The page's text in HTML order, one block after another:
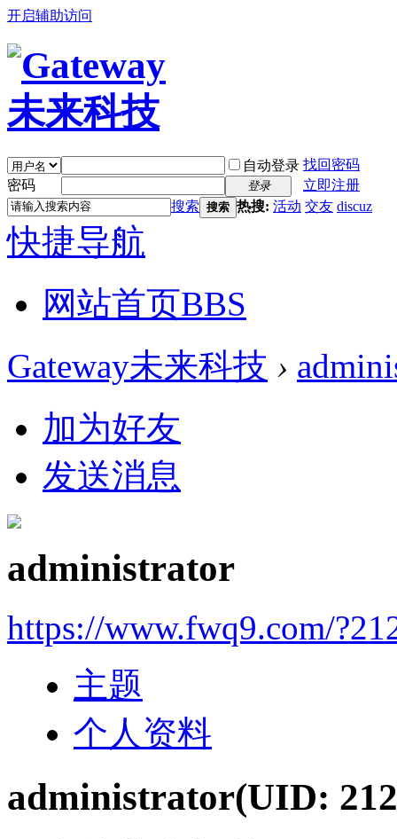
开启辅助访问
自动登录 找回密码
密码
登录
立即注册
搜索 搜索 热搜: 活动 交友 discuz
快捷导航
网站首页BBS
Gateway未来科技 ›
加为好友
发送消息
administrator
https://www.fwq9.com/
主题
个人资料
administrator(UID: